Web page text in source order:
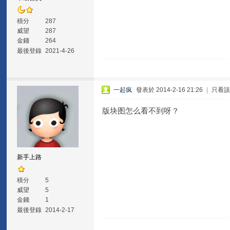
積分
287
威望
287
金錢
264
最後登錄 2021-4-26
新手上路
積分
5
威望
5
金錢
1
最後登錄 2014-2-17
一起疯 發表於 2014-2-16 21:26 只看
版块图怎么看不到呀？